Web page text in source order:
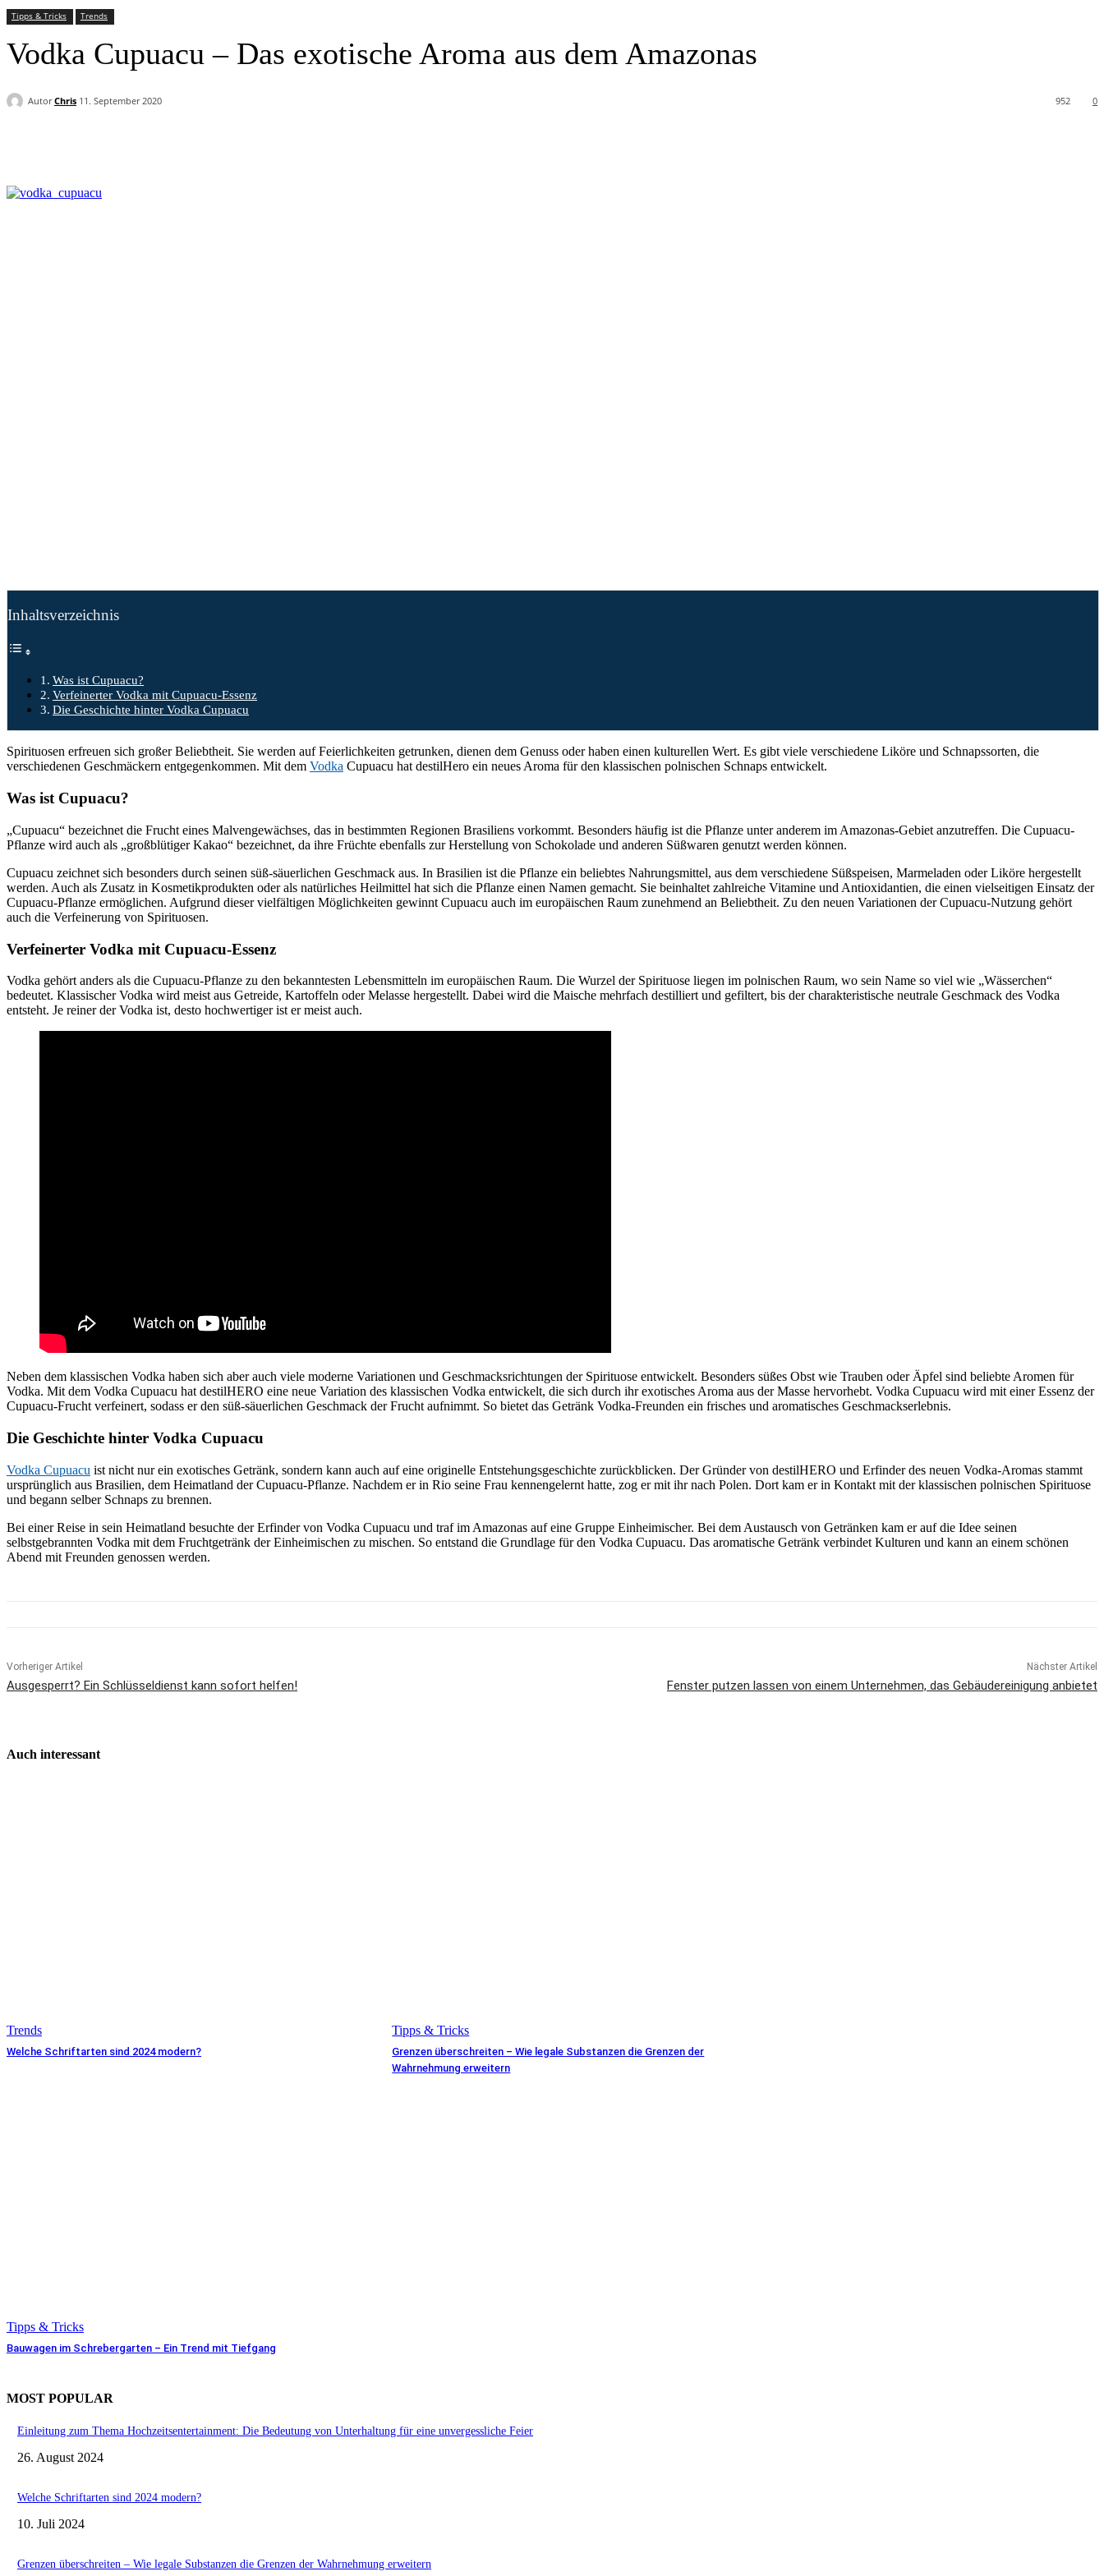
Tipps & Tricks Trends
Vodka Cupuacu – Das exotische Aroma aus dem Amazonas
Autor Chris 11. September 2020 0
952
Inhaltsverzeichnis
Was ist Cupuacu?
Verfeinerter Vodka mit Cupuacu-Essenz
Die Geschichte hinter Vodka Cupuacu
Spirituosen erfreuen sich großer Beliebtheit. Sie werden auf Feierlichkeiten getrunken, dienen dem Genuss oder haben einen kulturellen Wert. Es gibt viele verschiedene Liköre und Schnapssorten, die
verschiedenen Geschmäckern entgegenkommen. Mit dem Vodka Cupuacu hat destilHero ein neues Aroma für den klassischen polnischen Schnaps entwickelt.
Was ist Cupuacu?
„Cupuacu“ bezeichnet die Frucht eines Malvengewächses, das in bestimmten Regionen Brasiliens vorkommt. Besonders häufig ist die Pflanze unter anderem im Amazonas-Gebiet anzutreffen. Die Cupuacu-
Pflanze wird auch als „großblütiger Kakao“ bezeichnet, da ihre Früchte ebenfalls zur Herstellung von Schokolade und anderen Süßwaren genutzt werden können.
Cupuacu zeichnet sich besonders durch seinen süß-säuerlichen Geschmack aus. In Brasilien ist die Pflanze ein beliebtes Nahrungsmittel, aus dem verschiedene Süßspeisen, Marmeladen oder Liköre hergestellt
werden. Auch als Zusatz in Kosmetikprodukten oder als natürliches Heilmittel hat sich die Pflanze einen Namen gemacht. Sie beinhaltet zahlreiche Vitamine und Antioxidantien, die einen vielseitigen Einsatz der
Cupuacu-Pflanze ermöglichen. Aufgrund dieser vielfältigen Möglichkeiten gewinnt Cupuacu auch im europäischen Raum zunehmend an Beliebtheit. Zu den neuen Variationen der Cupuacu-Nutzung gehört
auch die Verfeinerung von Spirituosen.
Verfeinerter Vodka mit Cupuacu-Essenz
Vodka gehört anders als die Cupuacu-Pflanze zu den bekanntesten Lebensmitteln im europäischen Raum. Die Wurzel der Spirituose liegen im polnischen Raum, wo sein Name so viel wie „Wässerchen“
bedeutet. Klassischer Vodka wird meist aus Getreide, Kartoffeln oder Melasse hergestellt. Dabei wird die Maische mehrfach destilliert und gefiltert, bis der charakteristische neutrale Geschmack des Vodka
entsteht. Je reiner der Vodka ist, desto hochwertiger ist er meist auch.
Neben dem klassischen Vodka haben sich aber auch viele moderne Variationen und Geschmacksrichtungen der Spirituose entwickelt. Besonders süßes Obst wie Trauben oder Äpfel sind beliebte Aromen für
Vodka. Mit dem Vodka Cupuacu hat destilHERO eine neue Variation des klassischen Vodka entwickelt, die sich durch ihr exotisches Aroma aus der Masse hervorhebt. Vodka Cupuacu wird mit einer Essenz der
Cupuacu-Frucht verfeinert, sodass er den süß-säuerlichen Geschmack der Frucht aufnimmt. So bietet das Getränk Vodka-Freunden ein frisches und aromatisches Geschmackserlebnis.
Die Geschichte hinter Vodka Cupuacu
Vodka Cupuacu ist nicht nur ein exotisches Getränk, sondern kann auch auf eine originelle Entstehungsgeschichte zurückblicken. Der Gründer von destilHERO und Erfinder des neuen Vodka-Aromas stammt
ursprünglich aus Brasilien, dem Heimatland der Cupuacu-Pflanze. Nachdem er in Rio seine Frau kennengelernt hatte, zog er mit ihr nach Polen. Dort kam er in Kontakt mit der klassischen polnischen Spirituose
und begann selber Schnaps zu brennen.
Bei einer Reise in sein Heimatland besuchte der Erfinder von Vodka Cupuacu und traf im Amazonas auf eine Gruppe Einheimischer. Bei dem Austausch von Getränken kam er auf die Idee seinen
selbstgebrannten Vodka mit dem Fruchtgetränk der Einheimischen zu mischen. So entstand die Grundlage für den Vodka Cupuacu. Das aromatische Getränk verbindet Kulturen und kann an einem schönen
Abend mit Freunden genossen werden.
Vorheriger Artikel
Ausgesperrt? Ein Schlüsseldienst kann sofort helfen!
Nächster Artikel
Fenster putzen lassen von einem Unternehmen, das Gebäudereinigung anbietet
Auch interessant
Trends
Welche Schriftarten sind 2024 modern?
Tipps & Tricks
Grenzen überschreiten – Wie legale Substanzen die Grenzen der
Wahrnehmung erweitern
Tipps & Tricks
Bauwagen im Schrebergarten – Ein Trend mit Tiefgang
MOST POPULAR
Einleitung zum Thema Hochzeitsentertainment: Die Bedeutung von Unterhaltung für eine unvergessliche Feier
26. August 2024
Welche Schriftarten sind 2024 modern?
10. Juli 2024
Grenzen überschreiten – Wie legale Substanzen die Grenzen der Wahrnehmung erweitern